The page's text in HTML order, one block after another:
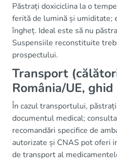
Păstrați doxiciclina la o
ferită de lumină și umiditate;
îngheț. Ideal este să nu
Suspensiile reconstituite
prospectului.
Transport
România/UE, ghid
În cazul transportului,
documentul medical;
recomandări specifice de
autorizate și CNAS pot oferi
de transport al